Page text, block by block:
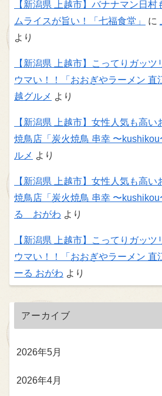
【新潟県 上越市】バナナマン日
ムライスが旨い！「七福食堂」
に
より
【新潟県 上越市】こってりガッ
ウマい！！「おおぎやラーメン 直
越グルメ より
【新潟県 上越市】女性人気も高い
焼鳥店「炭火焼鳥 串幸 〜kushikou
ルメ より
【新潟県 上越市】女性人気も高い
焼鳥店「炭火焼鳥 串幸 〜kushikou
る おがわ より
【新潟県 上越市】こってりガッ
ウマい！！「おおぎやラーメン 直
ーる おがわ より
アーカイブ
2026年5月
2026年4月